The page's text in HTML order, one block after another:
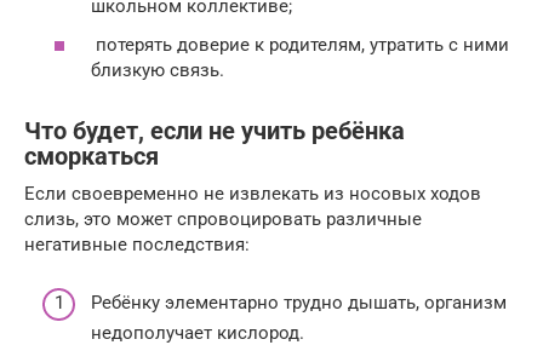
школьном коллективе;
потерять доверие к родителям, утратить с ними
близкую связь.
Что будет, если не учить ребёнка
сморкаться
Если своевременно не извлекать из носовых ходов
слизь, это может спровоцировать различные
негативные последствия:
Ребёнку элементарно трудно дышать, организм
недополучает кислород.